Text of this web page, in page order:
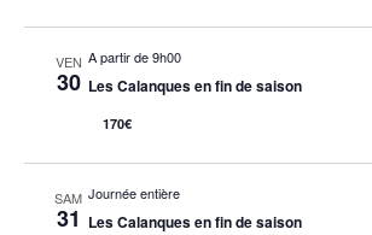
VEN
30
A partir de 9h00
Les Calanques en fin de saison
170€
SAM
31
Journée entière
Les Calanques en fin de saison